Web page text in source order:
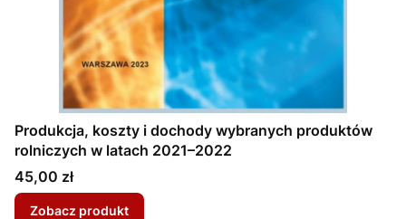
Produkcja, koszty i dochody wybranych produktów
rolniczych w latach 2021–2022
Cena
45,00 zł
Zobacz produkt